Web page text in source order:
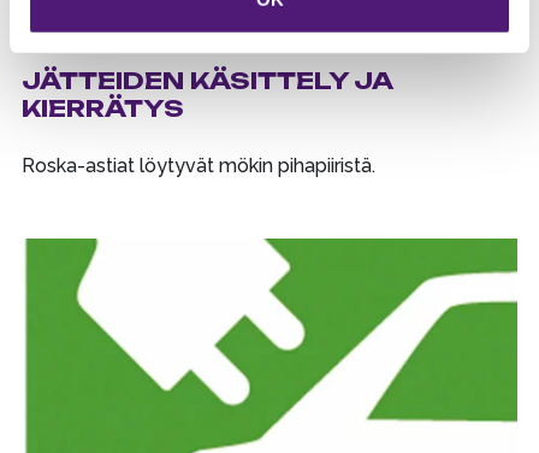
JÄTTEIDEN KÄSITTELY JA
KIERRÄTYS
Roska-astiat löytyvät mökin pihapiiristä.